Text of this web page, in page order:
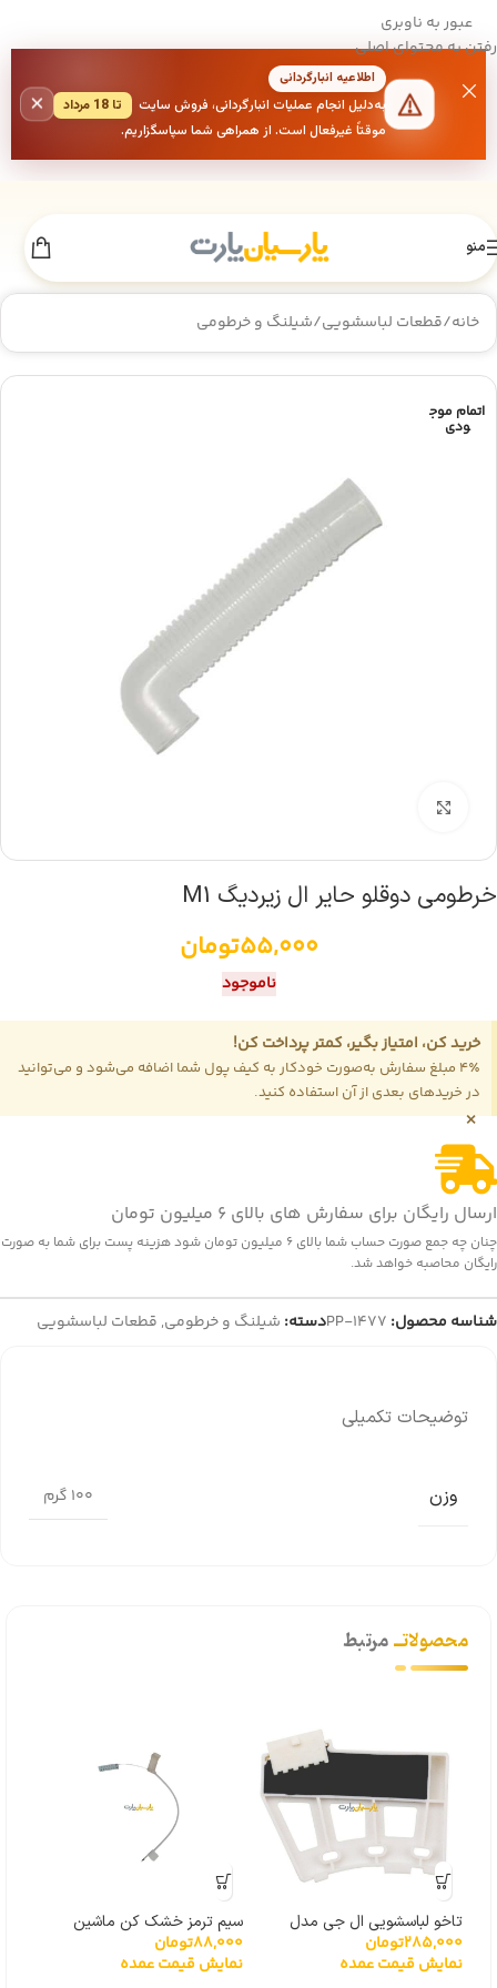
عبور به ناوبری
رفتن به محتوای اصلی
اطلاعیه انبارگردانی
به‌دلیل انجام عملیات انبارگردانی، فروش سایت
تا 18 مرداد
موقتاً غیرفعال است. از همراهی شما سپاسگزاریم.
×
منو
خانه/قطعات لباسشویی/شیلنگ و خرطومی
اتمام موج
ودی
خرطومی دوقلو حایر ال زیردیگ M1
55,000تومان
ناموجود
خرید کن، امتیاز بگیر، کمتر پرداخت کن!
4٪ مبلغ سفارش به‌صورت خودکار به کیف پول شما اضافه می‌شود و می‌توانید
در خریدهای بعدی از آن استفاده کنید.
×
ارسال رایگان برای سفارش های بالای 6 میلیون تومان
چنان چه جمع صورت حساب شما بالای 6 میلیون تومان شود هزینه پست برای شما به صورت
رایگان محاصبه خواهد شد.
شناسه محصول: PP-1477دسته: شیلنگ و خرطومی, قطعات لباسشویی
توضیحات تکمیلی
وزن 100 گرم
محصولاتــمرتبط
تاخو لباسشویی ال جی مدل
گیربکسی 6501KW2001A
285,000تومان
نمایش قیمت عمده
سیم ترمز خشک کن ماشین
لباسشویی
88,000تومان
نمایش قیمت عمده